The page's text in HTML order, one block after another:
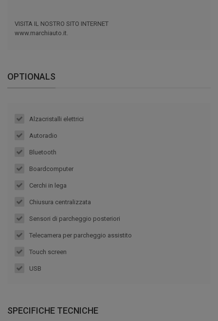
VISITA IL NOSTRO SITO INTERNET
www.marchiauto.it.
OPTIONALS
Alzacristalli elettrici
Autoradio
Bluetooth
Boardcomputer
Cerchi in lega
Chiusura centralizzata
Sensori di parcheggio posteriori
Telecamera per parcheggio assistito
Touch screen
USB
SPECIFICHE TECNICHE